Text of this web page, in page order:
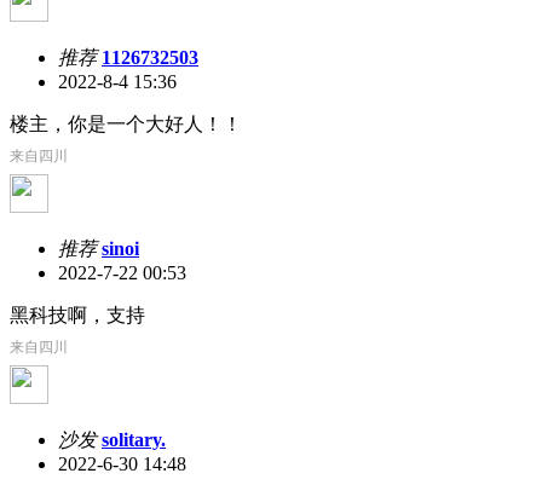
推荐1126732503
2022-8-4 15:36
楼主，你是一个大好人！！
来自四川
推荐sinoi
2022-7-22 00:53
黑科技啊，支持
来自四川
沙发 solitary.
2022-6-30 14:48